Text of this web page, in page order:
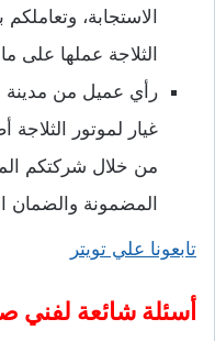
الاستجابة،
الثلاجة عملها على
رأي عميل من مدينة
غيار لموتور
من خلال شركتكم
المضمونة
تابعونا علي تويتر
أسئلة شائعة لفني